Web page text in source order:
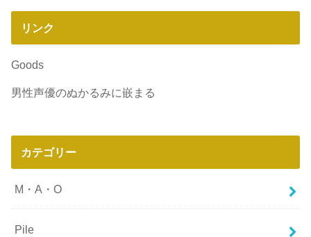
リンク
Goods
男性声優のぬかるみに嵌まる
カテゴリー
M・A・O
Pile